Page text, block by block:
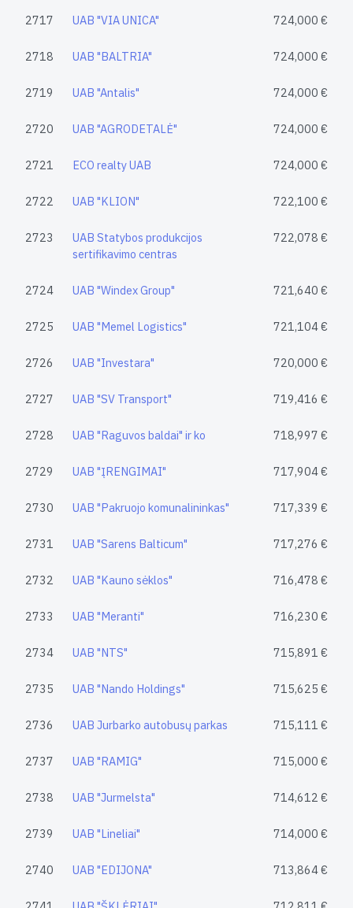
2717 UAB "VIA UNICA" 724,000 €
2718 UAB "BALTRIA" 724,000 €
2719 UAB "Antalis" 724,000 €
2720 UAB "AGRODETALĖ" 724,000 €
2721 ECO realty UAB 724,000 €
2722 UAB "KLION" 722,100 €
2723
UAB Statybos produkcijos
sertifikavimo centras
722,078 €
2724 UAB "Windex Group" 721,640 €
2725 UAB "Memel Logistics" 721,104 €
2726 UAB "Investara" 720,000 €
2727 UAB "SV Transport" 719,416 €
2728 UAB "Raguvos baldai" ir ko 718,997 €
2729 UAB "ĮRENGIMAI" 717,904 €
2730 UAB "Pakruojo komunalininkas" 717,339 €
2731 UAB "Sarens Balticum" 717,276 €
2732 UAB "Kauno sėklos" 716,478 €
2733 UAB "Meranti" 716,230 €
2734 UAB "NTS" 715,891 €
2735 UAB "Nando Holdings" 715,625 €
2736 UAB Jurbarko autobusų parkas 715,111 €
2737 UAB "RAMIG" 715,000 €
2738 UAB "Jurmelsta" 714,612 €
2739 UAB "Lineliai" 714,000 €
2740 UAB "EDIJONA" 713,864 €